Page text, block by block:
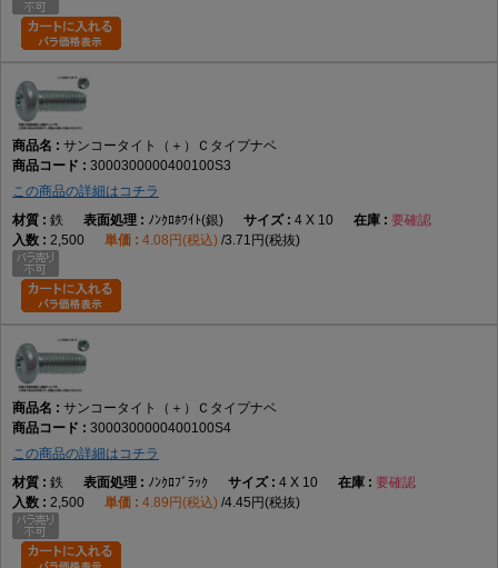
サンコータイト（＋）Ｃタイプナベ
3000300000400100S3
この商品の詳細はコチラ
鉄
ﾉﾝｸﾛﾎﾜｲﾄ(銀) 4 X 10
要確認
2,500
4.08円(税込) 3.71円(税抜)
サンコータイト（＋）Ｃタイプナベ
3000300000400100S4
この商品の詳細はコチラ
鉄
ﾉﾝｸﾛﾌﾞﾗｯｸ 4 X 10
要確認
2,500
4.89円(税込) 4.45円(税抜)